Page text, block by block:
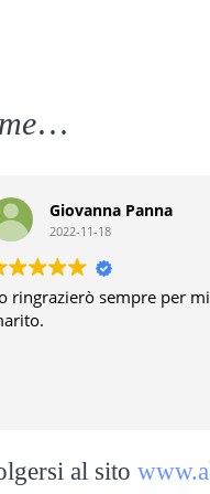
…
Prenotato
alle
però
pazientea
al sito